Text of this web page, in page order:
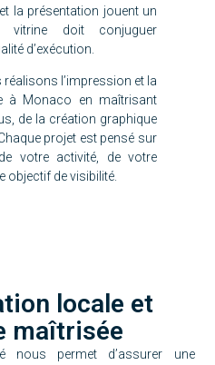
la présentation jouent un
vitrine doit conjuguer
d’exécution.
l’impression et la
à Monaco en maîtrisant
de la création graphique
projet est pensé sur
votre activité, de votre
objectif de visibilité.
locale et
maîtrisée
nous permet d’assurer une